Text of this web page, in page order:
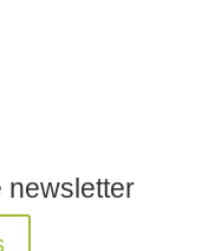
newsletter